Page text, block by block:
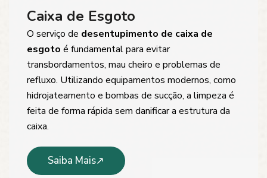
Caixa de Esgoto
O serviço de desentupimento de caixa de
esgoto é fundamental para evitar
transbordamentos, mau cheiro e problemas de
refluxo. Utilizando equipamentos modernos, como
hidrojateamento e bombas de sucção, a limpeza é
feita de forma rápida sem danificar a estrutura da
caixa.
Saiba Mais